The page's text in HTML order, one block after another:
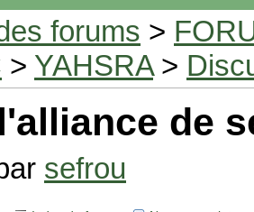
forums >
> YAHSRA>
de
sefrou